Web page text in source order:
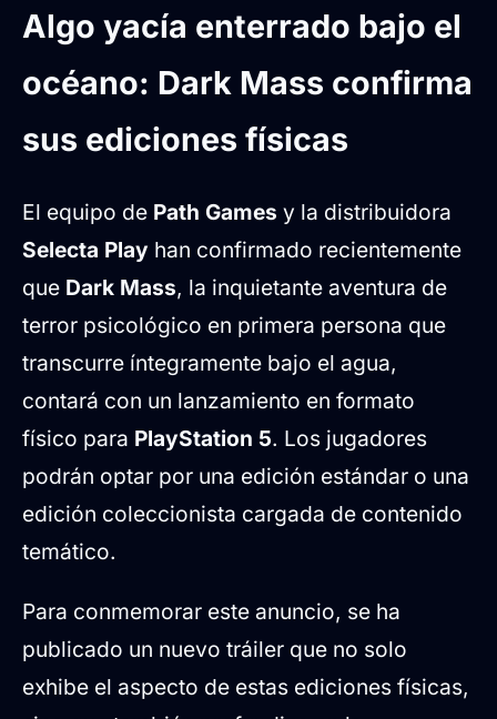
Dark Mass confirma sus ediciones
físicas
Detalles de las ediciones físicas
Una pesadilla sepultada bajo el océano
Algo yacía enterrado bajo el
océano: Dark Mass confirma
sus ediciones físicas
El equipo de Path Games y la distribuidora
Selecta Play han confirmado recientemente
que Dark Mass, la inquietante aventura de
terror psicológico en primera persona que
transcurre íntegramente bajo el agua,
contará con un lanzamiento en formato
físico para PlayStation 5. Los jugadores
podrán optar por una edición estándar o una
edición coleccionista cargada de contenido
temático.
Para conmemorar este anuncio, se ha
publicado un nuevo tráiler que no solo
exhibe el aspecto de estas ediciones físicas,